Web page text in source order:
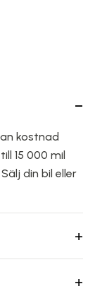
−
kostnad
15 000 mil
din bil eller
+
+